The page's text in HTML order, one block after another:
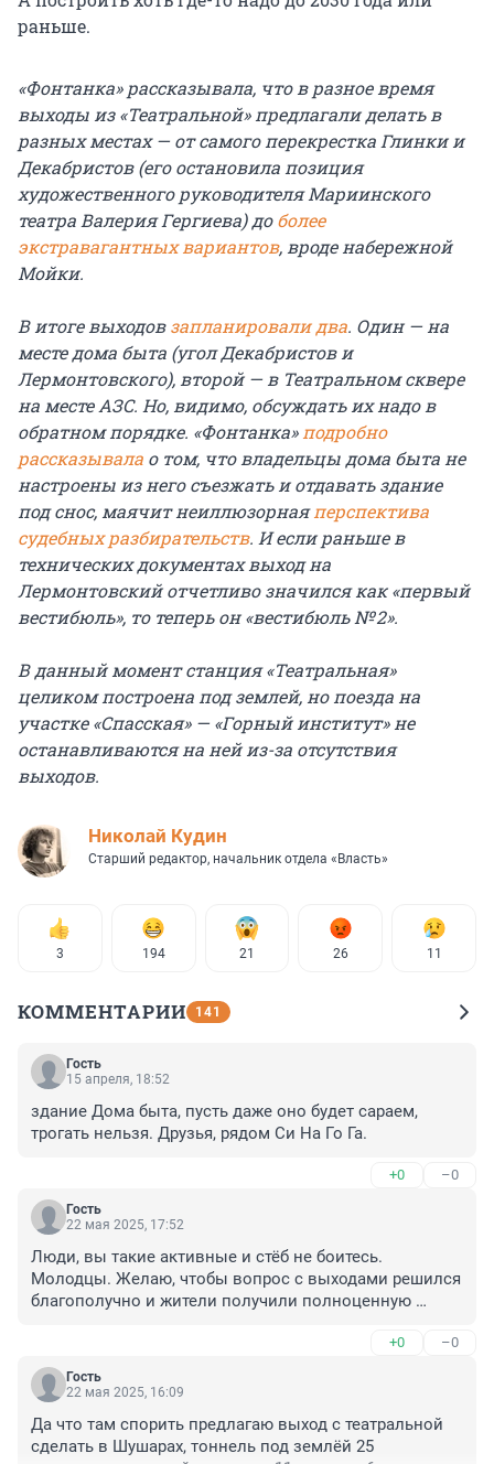
раньше.
«Фонтанка» рассказывала, что в разное время
выходы из «Театральной» предлагали делать в
разных местах — от самого перекрестка Глинки и
Декабристов (его остановила позиция
художественного руководителя Мариинского
театра Валерия Гергиева) доболее
экстравагантных вариантов, вроде набережной
Мойки.
В итоге выходовзапланировали два. Один — на
месте дома быта (угол Декабристов и
Лермонтовского), второй — в Театральном сквере
на месте АЗС. Но, видимо, обсуждать их надо в
обратном порядке. «Фонтанка» подробно
рассказывала о том, что владельцы дома быта не
настроены из него съезжать и отдавать здание
под снос, маячит неиллюзорнаяперспектива
судебных разбирательств. И если раньше в
технических документах выход на
Лермонтовский отчетливо значился как «первый
вестибюль», то теперь он «вестибюль № 2».
В данный момент станция «Театральная»
целиком построена под землей, но поезда на
участке «Спасская» — «Горный институт» не
останавливаются на ней из-за отсутствия
выходов.
Николай Кудин
Старший редактор, начальник отдела «Власть»
3 194 21 26 11
КОММЕНТАРИИ 141
Гость
15 апреля, 18:52
здание Дома быта, пусть даже оно будет сараем,
трогать нельзя. Друзья, рядом Си На Го Га.
+0 –0
Гость
22 мая 2025, 17:52
Люди, вы такие активные и стёб не боитесь.
Молодцы. Желаю, чтобы вопрос с выходами решился
благополучно и жители получили полноценную
+0 –0
Гость
22 мая 2025, 16:09
Да что там спорить предлагаю выход с театральной
сделать в Шушарах, тоннель под землёй 25